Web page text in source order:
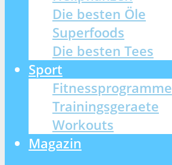
Die besten Öle
Superfoods
Die besten Tees
Sport
Fitnessprogramme
Trainingsgeraete
Workouts
Magazin